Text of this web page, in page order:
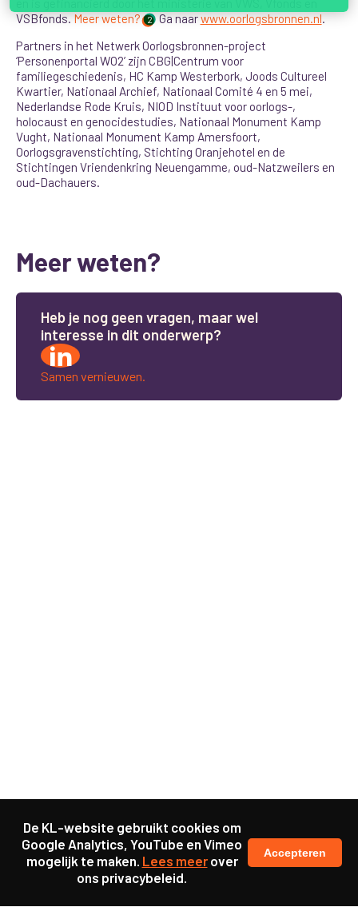
VSBfonds.Meer weten? 2 Ga naarwww.oorlogsbronnen.nl.
Partners in het Netwerk Oorlogsbronnen-project
‘Personenportal WO2’ zijn CBG|Centrum voor
familiegeschiedenis, HC Kamp Westerbork, Joods Cultureel
Kwartier, Nationaal Archief, Nationaal Comité 4 en 5 mei,
Nederlandse Rode Kruis, NIOD Instituut voor oorlogs-,
holocaust en genocidestudies, Nationaal Monument Kamp
Vught, Nationaal Monument Kamp Amersfoort,
Oorlogsgravenstichting, Stichting Oranjehotel en de
Stichtingen Vriendenkring Neuengamme, oud-Natzweilers en
oud-Dachauers.
Meer weten?
Heb je nog geen vragen, maarwel
interesse in dit onderwerp?
Samen vernieuwen.
De KL-website gebruikt cookies om
Google Analytics, YouTube en Vimeo
mogelijk te maken. Lees meerover
ons privacybeleid.
Accepteren